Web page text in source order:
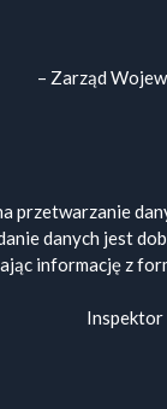
– Zarząd
przetwarzanie
danych jest
informację z
Inspektor